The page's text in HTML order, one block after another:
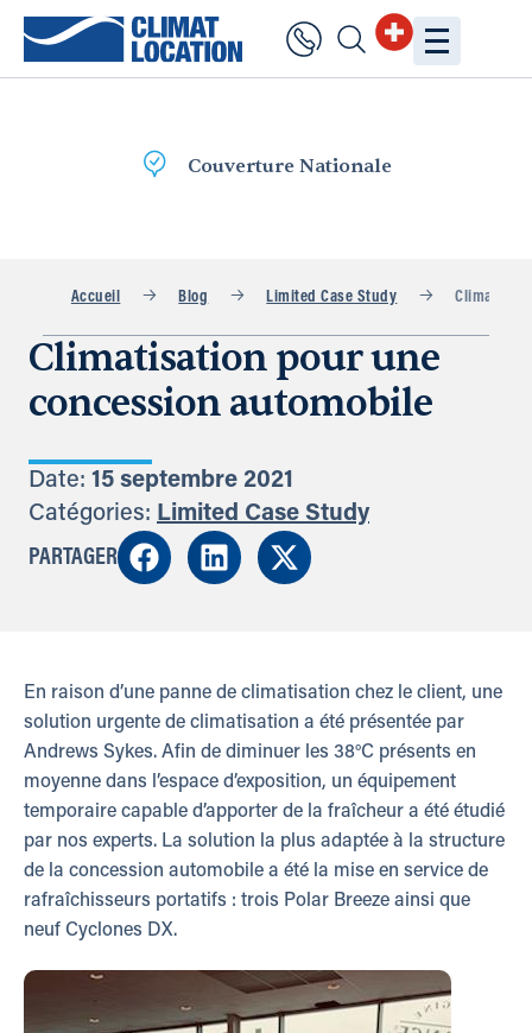
Livraison
Accueil Blog Limited Case Study
Climatisation pour une
concession automobile
Date: 15 septembre 2021
Catégories: Limited Case Study
PARTAGER
En raison d’une panne de climatisation chez le client, une
solution urgente de climatisation a été présentée par
Andrews Sykes. Afin de diminuer les 38°C présents en
moyenne dans l’espace d’exposition, un équipement
temporaire capable d’apporter de la fraîcheur a été étudié
par nos experts. La solution la plus adaptée à la structure
de la concession automobile a été la mise en service de
rafraîchisseurs portatifs : trois Polar Breeze ainsi que
neuf Cyclones DX.